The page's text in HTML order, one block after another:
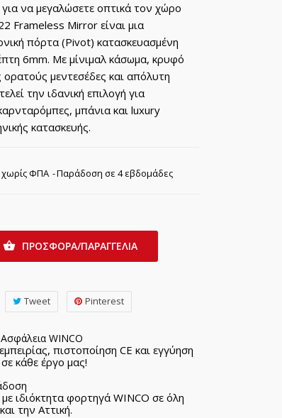
να μεγαλώσετε οπτικά τον χώρο
Frameless Mirror είναι μια
πόρτα (Pivot) κατασκευασμένη
6mm. Με μίνιμαλ κάσωμα, κρυφό
ορατούς μεντεσέδες και απόλυτη
την ιδανική επιλογή για
μπάνια και luxury
κατασκευής.
χωρίς ΦΠΑ Παράδοση σε 4 εβδομάδες
 ΠΡΟΣΦΟΡΑ/ΠΑΡΑΓΓΕΛΙΑ
Tweet Pinterest
WINCO
πιστοποίηση CE και εγγύηση
κάθε έργο μας!
ιδιόκτητα φορτηγά WINCO σε όλη
την Αττική.